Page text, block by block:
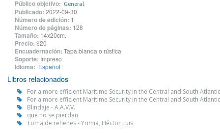
Público objetivo: General
Publicado: 2022-09-30
Número de edición: 1
Número de páginas: 128
Tamaño: 14x20cm.
Precio: $20
Encuadernación: Tapa blanda o rústica
Soporte: Impreso
Idioma: Español
Libros relacionados
For a more efficient Maritime Security in the Central and South
For a more efficient Maritime Security in the Central and South
Blindaje - A.A.V.V.
que no se pierdan
Toma de rehenes - Yrimia, Héctor Luis